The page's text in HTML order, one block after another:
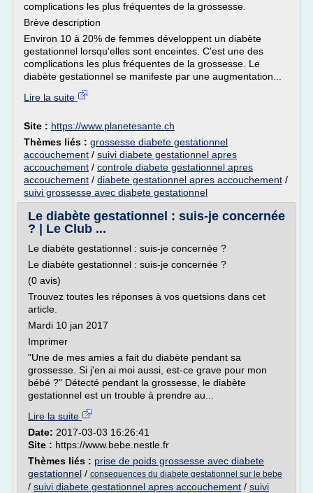
complications les plus fréquentes de la grossesse.
Brève description
Environ 10 à 20% de femmes développent un diabète
gestationnel lorsqu'elles sont enceintes. C'est une des
complications les plus fréquentes de la grossesse. Le
diabète gestationnel se manifeste par une augmentation...
Lire la suite
Site : https://www.planetesante.ch
Thèmes liés : grossesse diabete gestationnel
accouchement / suivi diabete gestationnel apres
accouchement / controle diabete gestationnel apres
accouchement / diabete gestationnel apres accouchement /
suivi grossesse avec diabete gestationnel
Le diabète gestationnel : suis-je concernée
? | Le Club ...
Le diabète gestationnel : suis-je concernée ?
Le diabète gestationnel : suis-je concernée ?
(0 avis)
Trouvez toutes les réponses à vos quetsions dans cet
article.
Mardi 10 jan 2017
Imprimer
"Une de mes amies a fait du diabète pendant sa
grossesse. Si j'en ai moi aussi, est-ce grave pour mon
bébé ?" Détecté pendant la grossesse, le diabète
gestationnel est un trouble à prendre au...
Lire la suite
Date: 2017-03-03 16:26:41
Site : https://www.bebe.nestle.fr
Thèmes liés : prise de poids grossesse avec diabete
gestationnel / consequences du diabete gestationnel sur le bebe
/ suivi diabete gestationnel apres accouchement / suivi